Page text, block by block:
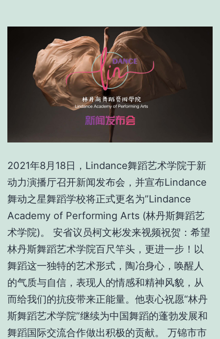
2021年8月18日，Lindance舞蹈艺术学院于新
动力演播厅召开新闻发布会，并宣布Lindance
舞动之星舞蹈学校将正式更名为”Lindance
Academy of Performing Arts (林丹斯舞蹈艺
术学院)。 安省议员柯文彬发来视频祝贺：希望
林丹斯舞蹈艺术学院百尺竿头，更进一步！以
舞蹈这一独特的艺术形式，陶冶身心，唤醒人
的气质与自信，表现人的情感和精神风貌，从
而给我们的抗疫带来正能量。他衷心祝愿“林丹
斯舞蹈艺术学院”继续为中国舞蹈的蓬勃发展和
舞蹈国际交流合作做出积极的贡献。 万锦市市